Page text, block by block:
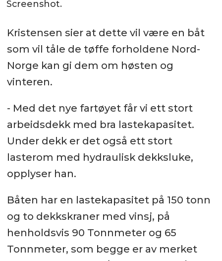
Screenshot.
Kristensen sier at dette vil være en båt
som vil tåle de tøffe forholdene Nord-
Norge kan gi dem om høsten og
vinteren.
- Med det nye fartøyet får vi ett stort
arbeidsdekk med bra lastekapasitet.
Under dekk er det også ett stort
lasterom med hydraulisk dekksluke,
opplyser han.
Båten har en lastekapasitet på 150 tonn
og to dekkskraner med vinsj, på
henholdsvis 90 Tonnmeter og 65
Tonnmeter, som begge er av merket